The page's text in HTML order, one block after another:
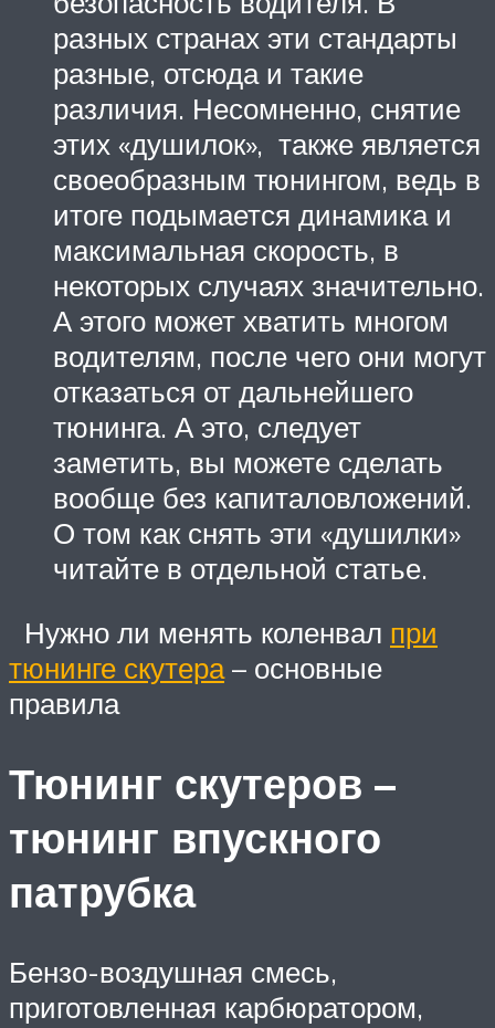
разных странах эти стандарты
разные, отсюда и такие
различия. Несомненно, снятие
этих «душилок», также является
своеобразным тюнингом, ведь в
итоге подымается динамика и
максимальная скорость, в
некоторых случаях значительно.
А этого может хватить многом
водителям, после чего они могут
отказаться от дальнейшего
тюнинга. А это, следует
заметить, вы можете сделать
вообще без капиталовложений.
О том как снять эти «душилки»
читайте в отдельной статье.
Нужно ли менять коленвал при
тюнинге скутера– основные
правила
Тюнинг скутеров –
тюнинг впускного
патрубка
Бензо-воздушная смесь,
приготовленная карбюратором,